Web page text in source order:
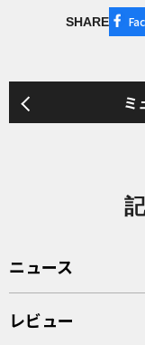
SHARE
ミ
ニュース
レビュー